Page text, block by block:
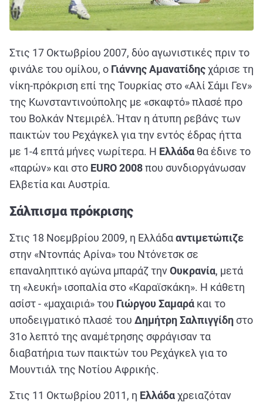
Στις 17 Οκτωβρίου 2007, δύο αγωνιστικές πριν το
φινάλε του ομίλου, ο Γιάννης Αμανατίδηςχάρισε τη
νίκη-πρόκριση επί της Τουρκίας στο «Αλί Σάμι Γεν»
της Κωνσταντινούπολης με «σκαφτό» πλασέ προ
του Βολκάν Ντεμιρέλ. Ήταν η άτυπη ρεβάνς των
παικτών του Ρεχάγκελ για την εντός έδρας ήττα
με 1-4 επτά μήνες νωρίτερα. Η Ελλάδα θα έδινε το
«παρών» και στο EURO 2008που συνδιοργάνωσαν
Ελβετία και Αυστρία.
Σάλπισμα πρόκρισης
Στις 18 Νοεμβρίου 2009, η Ελλάδααντιμετώπιζε
στην «Ντονπάς Αρίνα» του Ντόνετσκ σε
επαναληπτικό αγώνα μπαράζ τηνΟυκρανία, μετά
τη «λευκή» ισοπαλία στο «Καραϊσκάκη». Η κάθετη
ασίστ - «μαχαιριά» του Γιώργου Σαμαρά και το
υποδειγματικό πλασέ του Δημήτρη Σαλπιγγίδηστο
31ο λεπτό της αναμέτρησης σφράγισαν τα
διαβατήρια των παικτών του Ρεχάγκελ για το
Μουντιάλ της Νοτίου Αφρικής.
Στις 11 Οκτωβρίου 2011, η Ελλάδαχρειαζόταν